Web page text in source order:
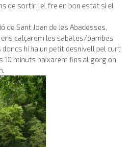
de sortir i el fre en bon estat si el
de Sant Joan de les Abadesses,
calçarem les sabates/bambes
hi ha un petit desnivell pel curt
10 minuts baixarem fins al gorg on